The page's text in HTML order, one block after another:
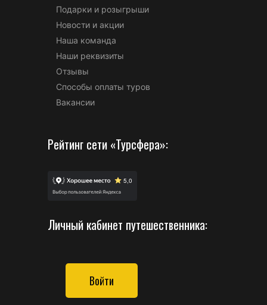
Подарки и розыгрыши
Новости и акции
Наша команда
Наши реквизиты
Отзывы
Способы оплаты туров
Вакансии
Рейтинг сети «Турсфера»:
Личный кабинет путешественника:
Войти